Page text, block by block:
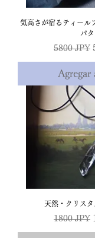
気高さが宿るティール
パ
Precio
5800 JPY
Agregar
天然・クリス
Precio
1800 JPY